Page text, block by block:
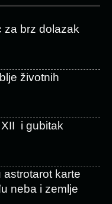
za brz dolazak
životnih
i gubitak
karte
neba i zemlje